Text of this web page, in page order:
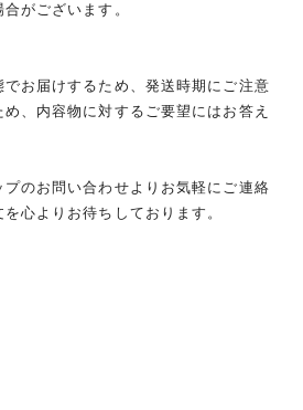
がございます。
でお届けするため、発送時期にご注意
、内容物に対するご要望にはお答え
のお問い合わせよりお気軽にご連絡
心よりお待ちしております。